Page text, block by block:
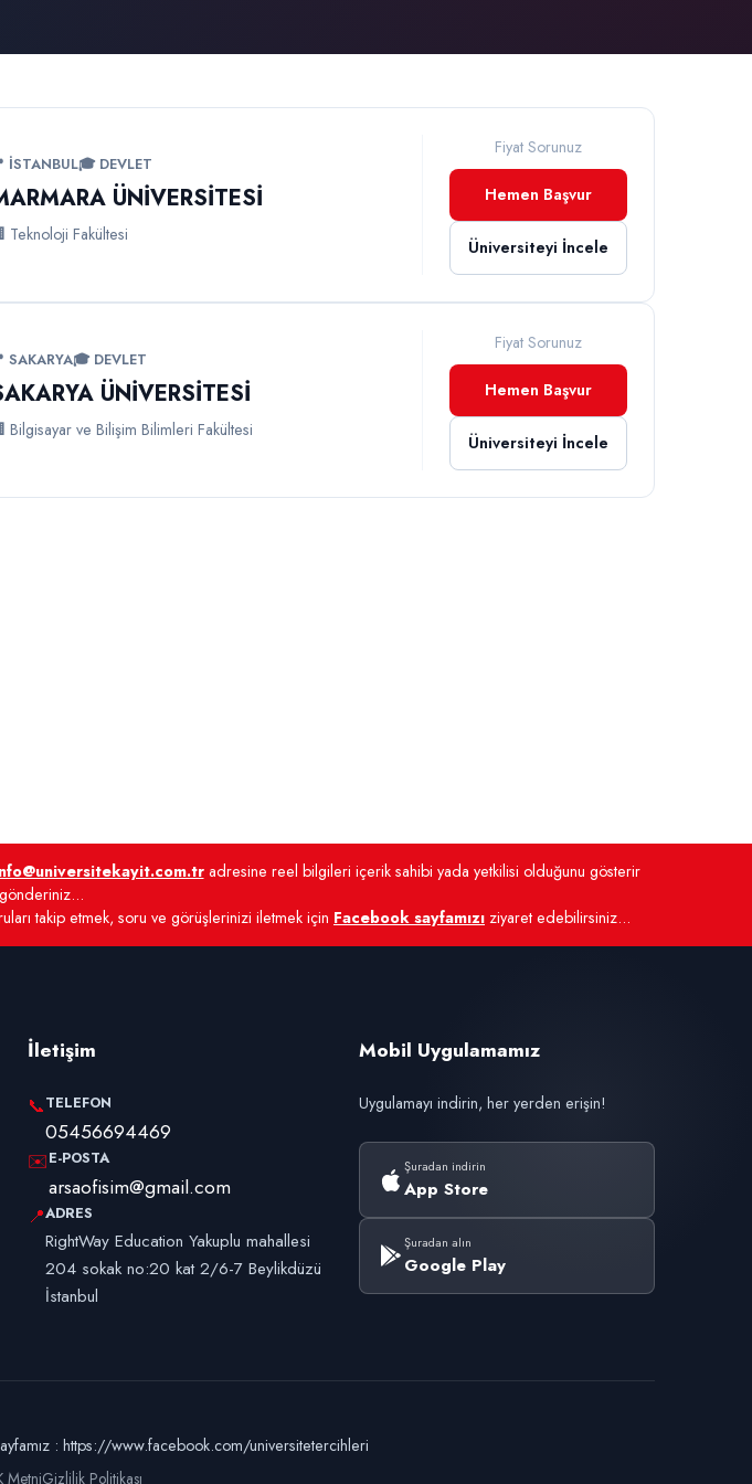
İSTANBUL🎓 DEVLET
ÜNİVERSİTESİ
Teknoloji Fakültesi
Fiyat Sorunuz
Hemen Başvur
Üniversiteyi İncele
SAKARYA🎓 DEVLET
ÜNİVERSİTESİ
Bilgisayar ve Bilişim Bilimleri Fakültesi
Fiyat Sorunuz
Hemen Başvur
Üniversiteyi İncele
adresine reel bilgileri içerik sahibi yada yetkilisi olduğunu gösterir
takip etmek, soru ve görüşlerinizi iletmek için Facebook sayfamızı ziyaret edebilirsiniz...
İletişim
📞TELEFON
05456694469
✉️E-POSTA
arsaofisim@gmail.com
📍ADRES
RightWay Education Yakuplu mahallesi
204 sokak no:20 kat 2/6-7 Beylikdüzü
İstanbul
Mobil Uygulamamız
Uygulamayı indirin, her yerden erişin!
Şuradan indirin
App Store
Şuradan alın
Google Play
: https://www.facebook.com/universitetercihleri
MetniGizlilik Politikası